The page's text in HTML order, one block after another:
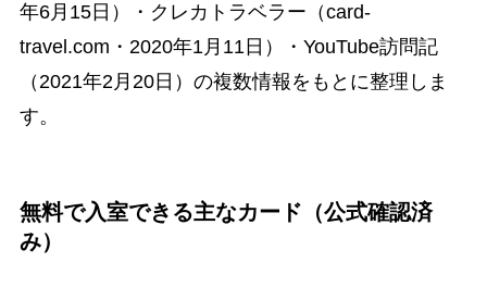
年6月15日）・クレカトラベラー（card-
travel.com・2020年1月11日）・YouTube訪問記
（2021年2月20日）の複数情報をもとに整理しま
す。
無料で入室できる主なカード（公式確認済
み）